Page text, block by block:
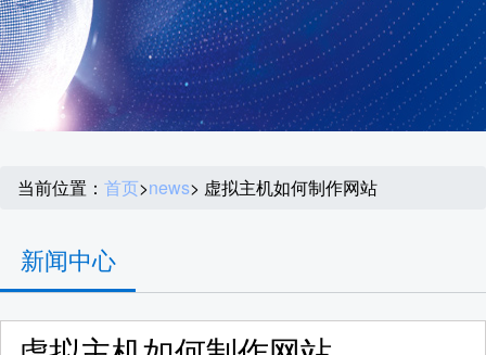
当前位置： 首页>news> 虚拟主机如何制作网站
新闻中心